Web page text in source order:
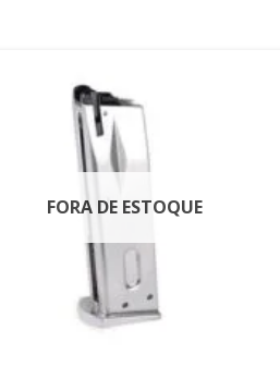
FORA DE ESTOQUE